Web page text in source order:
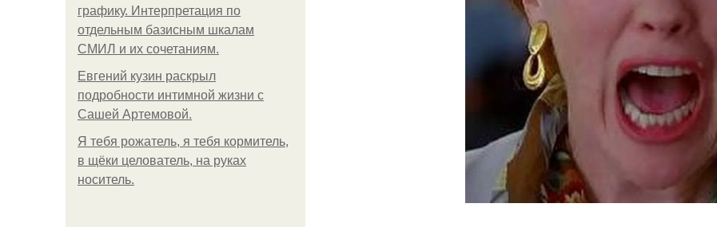
графику. Интерпретация по
отдельным базисным шкалам
СМИЛ и их сочетаниям.
Евгений кузин раскрыл
подробности интимной жизни с
Сашей Артемовой.
Я тебя рожатель, я тебя кормитель,
в щёки целователь, на руках
носитель.